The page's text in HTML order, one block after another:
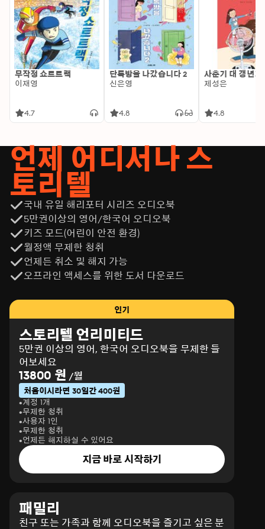
무작정 쇼트트랙
이재영
4.7
단톡방을 나갔습니다 2
신은영
4.8
사춘기 대 갱년기
제성은
4.8
언제 어디서나 스
토리텔
국내 유일 해리포터 시리즈 오디오북
5만권이상의 영어/한국어 오디오북
키즈 모드(어린이 안전 환경)
월정액 무제한 청취
언제든 취소 및 해지 가능
오프라인 액세스를 위한 도서 다운로드
인기
스토리텔 언리미티드
5만권 이상의 영어, 한국어 오디오북을 무제한 들
어보세요
13800 원 /월
처음이시라면 30일간 400원
계정 1개
무제한 청취
사용자 1인
무제한 청취
언제든 해지하실 수 있어요
지금 바로 시작하기
패밀리
친구 또는 가족과 함께 오디오북을 즐기고 싶은 분